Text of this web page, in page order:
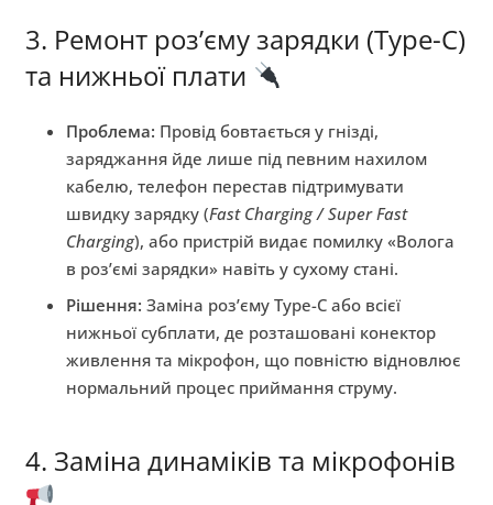
3. Ремонт роз’єму зарядки (Type-C)
та нижньої плати
Проблема: Провід бовтається у гнізді,
заряджання йде лише під певним нахилом
кабелю, телефон перестав підтримувати
швидку зарядку (Fast Charging / Super Fast
Charging), або пристрій видає помилку «Волога
в роз’ємі зарядки» навіть у сухому стані.
Рішення: Заміна роз’єму Type-C або всієї
нижньої субплати, де розташовані конектор
живлення та мікрофон, що повністю відновлює
нормальний процес приймання струму.
4. Заміна динаміків та мікрофонів